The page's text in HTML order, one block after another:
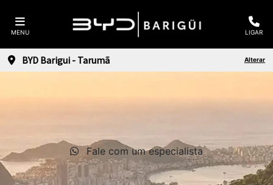
MENU LIGAR
BYD Barigui - Tarumã Alterar
Fale com um especialista